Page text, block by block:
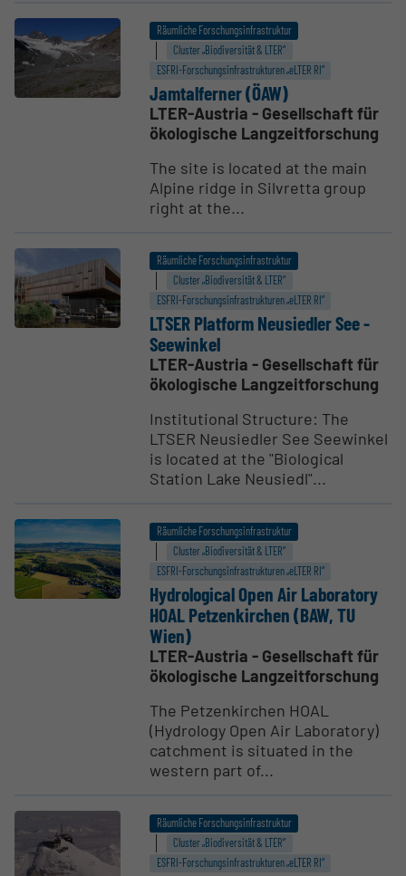
Räumliche Forschungsinfrastruktur
Cluster „Biodiversität & LTER“
ESFRI-Forschungs­infrastrukturen „eLTER RI“
Jamtal­ferner (ÖAW)
LTER-Austria - Gesellschaft für
ökologische Langzeitforschung
The site is located at the main
Alpine ridge in Silvretta group
right at the...
Räumliche Forschungsinfrastruktur
Cluster „Biodiversität & LTER“
ESFRI-Forschungs­infrastrukturen „eLTER RI“
LTSER Platform Neusiedler See -
Seewinkel
LTER-Austria - Gesellschaft für
ökologische Langzeitforschung
Institutional Structure: The
LTSER Neusiedler See Seewinkel
is located at the "Biological
Station Lake Neusiedl"...
Räumliche Forschungsinfrastruktur
Cluster „Biodiversität & LTER“
ESFRI-Forschungs­infrastrukturen „eLTER RI“
Hydro­lo­gical Open Air Laboratory
HOAL Petzen­kirchen (BAW, TU
Wien)
LTER-Austria - Gesellschaft für
ökologische Langzeitforschung
The Petzenkirchen HOAL
(Hydrology Open Air Laboratory)
catchment is situated in the
western part of...
Räumliche Forschungsinfrastruktur
Cluster „Biodiversität & LTER“
ESFRI-Forschungs­infrastrukturen „eLTER RI“